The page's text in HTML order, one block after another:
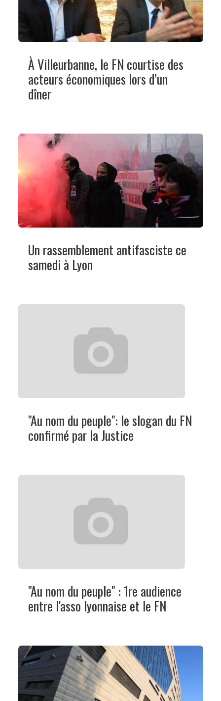
À Villeurbanne, le FN courtise des
acteurs économiques lors d’un
dîner
Un rassemblement antifasciste ce
samedi à Lyon
"Au nom du peuple": le slogan du FN
confirmé par la Justice
"Au nom du peuple" : 1re audience
entre l'asso lyonnaise et le FN